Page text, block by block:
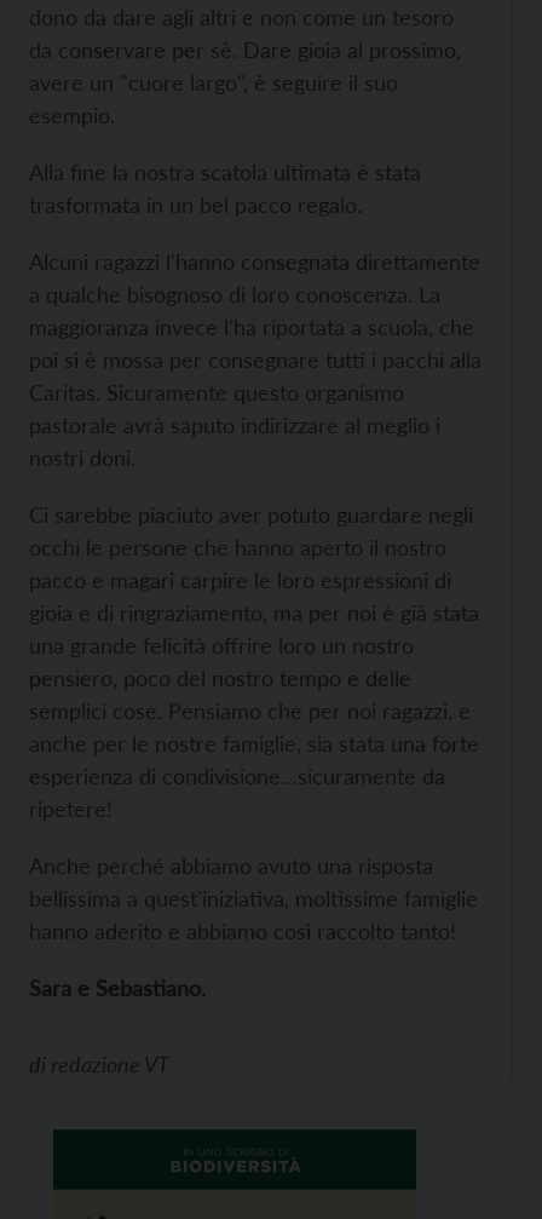
dono da dare agli altri e non come un tesoro
da conservare per sè. Dare gioia al prossimo,
avere un "cuore largo", è seguire il suo
esempio.
Alla fine la nostra scatola ultimata è stata
trasformata in un bel pacco regalo.
Alcuni ragazzi l'hanno consegnata direttamente
a qualche bisognoso di loro conoscenza. La
maggioranza invece l'ha riportata a scuola, che
poi si è mossa per consegnare tutti i pacchi alla
Caritas. Sicuramente questo organismo
pastorale avrà saputo indirizzare al meglio i
nostri doni.
Ci sarebbe piaciuto aver potuto guardare negli
occhi le persone che hanno aperto il nostro
pacco e magari carpire le loro espressioni di
gioia e di ringraziamento, ma per noi è già stata
una grande felicità offrire loro un nostro
pensiero, poco del nostro tempo e delle
semplici cose. Pensiamo che per noi ragazzi, e
anche per le nostre famiglie, sia stata una forte
esperienza di condivisione…sicuramente da
ripetere!
Anche perché abbiamo avuto una risposta
bellissima a quest'iniziativa, moltissime famiglie
hanno aderito e abbiamo così raccolto tanto!
Sara e Sebastiano.
di redazione VT